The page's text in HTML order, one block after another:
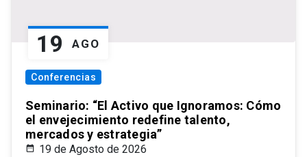
19 AGO
Conferencias
Seminario: “El Activo que Ignoramos: Cómo
el envejecimiento redefine talento,
mercados y estrategia”
19 de Agosto de 2026